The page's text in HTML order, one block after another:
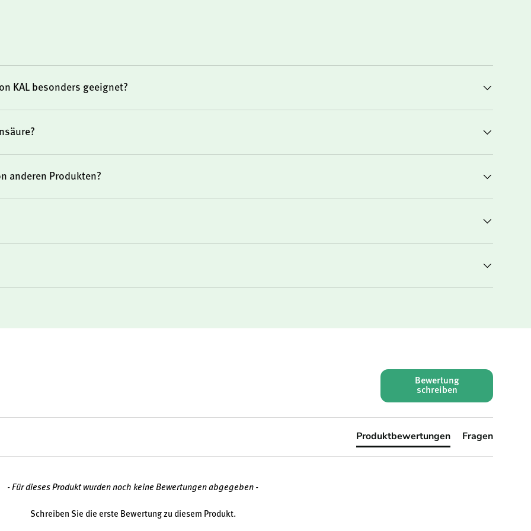
des Energiestoffwechsels
optimieren möchten
das eine zentrale Rolle in
normalen Synthese und
KAL besonders geeignet?
anderen Produkten?
Bewertung
schreiben
Produktbewertungen Fragen
- Für dieses Produkt wurden noch keine Bewertungen abgegeben -
Schreiben Sie die erste Bewertung zu diesem Produkt.